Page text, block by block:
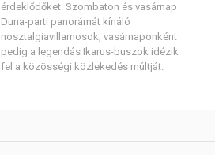
érdeklődőket. Szombaton és vasárnap
Duna-parti panorámát kínáló
nosztalgiavillamosok, vasárnaponként
pedig a legendás Ikarus-buszok idézik
fel a közösségi közlekedés múltját.